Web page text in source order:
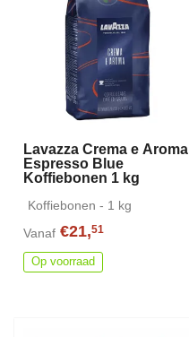
Lavazza Crema e Aroma
Espresso Blue
Koffiebonen 1 kg
Koffiebonen - 1 kg
Vanaf €21,51
Op voorraad